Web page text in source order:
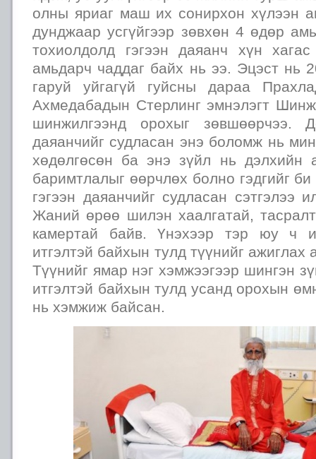
олны яриаг маш их сонирхон хүлээн
дунджаар усгүйгээр зөвхөн 4 өдөр
тохиолдолд гэгээн даяанч хүн
амьдарч чаддаг байх нь ээ. Эцэст нь
гаруй уйгагүй гуйсны дараа
Ахмедабадын Стерлинг эмнэлэгт
шинжилгээнд орохыг зөвшөөрчээ.
даяанчийг судласан энэ боломж нь
хөдөлгөсөн ба энэ зүйл нь дэлхийн
баримтлалыг өөрчлөх болно гэдгийг
гэгээн даяанчийг судласан сэтгэлээ
Жаний өрөө шилэн хаалгатай,
камертай байв. Үнэхээр тэр юу ч
итгэлтэй байхын тулд түүнийг
Түүнийг ямар нэг хэмжээгээр шингэн
итгэлтэй байхын тулд усанд орохын
нь хэмжиж байсан.